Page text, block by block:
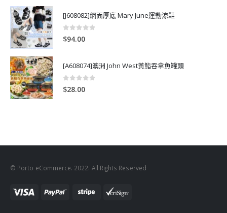
[J608082]網面厚底 Mary June運動涼鞋
0 out of 5
$94.00
[A608074]澳洲 John West黃鮨吞拿魚罐頭
0 out of 5
$28.00
© Porto eCommerce. 2022. All Rights Reserved